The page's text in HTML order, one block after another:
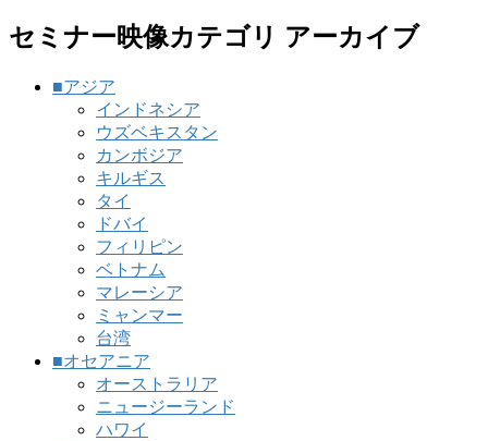
セミナー映像カテゴリ アーカイブ
■アジア
インドネシア
ウズベキスタン
カンボジア
キルギス
タイ
ドバイ
フィリピン
ベトナム
マレーシア
ミャンマー
台湾
■オセアニア
オーストラリア
ニュージーランド
ハワイ